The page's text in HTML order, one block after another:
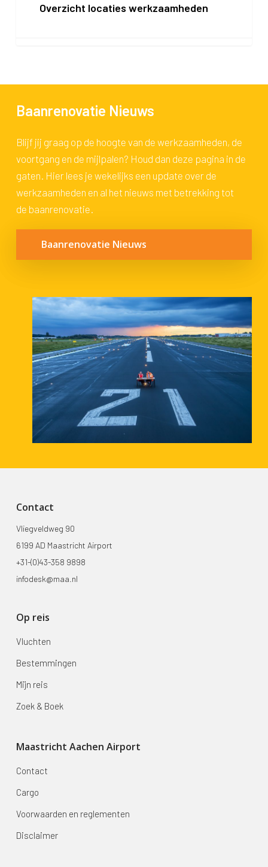
Overzicht locaties werkzaamheden
Baanrenovatie Nieuws
Blijf jij graag op de hoogte van de werkzaamheden, de
voortgang en de mijlpalen? Houd dan deze pagina in de
gaten. Hier lees je wekelijks een update over de
werkzaamheden en al het nieuws met betrekking tot
de baanrenovatie.
Baanrenovatie Nieuws
Contact
Vliegveldweg 90
6199 AD Maastricht Airport
+31-(0)43-358 9898
infodesk@maa.nl
Op reis
Vluchten
Bestemmingen
Mijn reis
Zoek & Boek
Maastricht Aachen Airport
Contact
Cargo
Voorwaarden en reglementen
Disclaimer